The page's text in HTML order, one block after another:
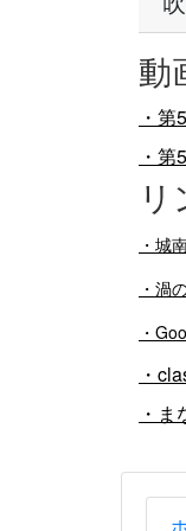
動
・
・
リ
・ 城
・渦
・
・
・